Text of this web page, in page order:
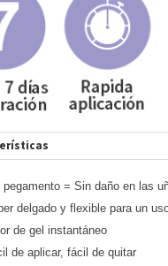
pegamento = Sin daño en las
delgado y flexible para un
de gel instantáneo
de aplicar, fácil de quitar